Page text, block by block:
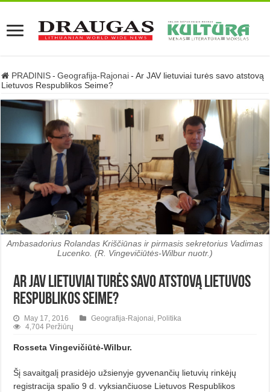
PRADINIS - Geografija-Rajonai - Ar JAV lietuviai turės savo atstovą
Lietuvos Respublikos Seime?
Ambasadorius Rolandas Kriščiūnas ir pirmasis sekretorius Vadimas
Lucenko. (R. Vingevičiūtės-Wilbur nuotr.)
Ar JAV lietuviai turės savo atstovą Lietuvos
Respublikos Seime?
May 17, 2016 Geografija-Rajonai Politika
4,704 Peržiūrų
Rosseta Vingevičiūtė-Wilbur.
Šį savaitgalį prasidėjo užsienyje gyvenančių lietuvių rinkėjų
registracija spalio 9 d. vyksiančiuose Lietuvos Respublikos